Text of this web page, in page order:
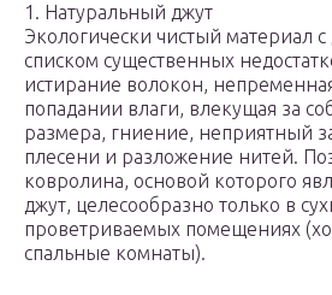
1. Натуральный джут
Экологически чистый материал
списком существенных
истирание волокон,
попадании влаги, влекущая за
размера, гниение, неприятный
плесени и разложение нитей.
ковролина, основой которого
джут, целесообразно только в
проветриваемых помещениях
спальные комнаты).